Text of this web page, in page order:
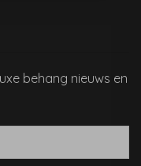
behang nieuws en